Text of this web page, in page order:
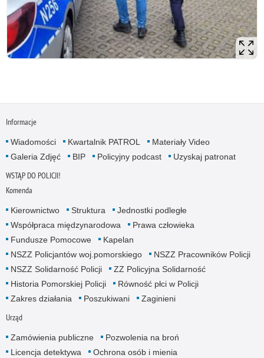
Informacje
Wiadomości Kwartalnik PATROL
Materiały Video
Galeria Zdjęć
BIP Policyjny podcast Uzyskaj patronat
WSTĄP DO POLICJI!
Komenda
Kierownictwo Struktura
Jednostki podległe
Współpraca międzynarodowa
Prawa człowieka
Fundusze Pomocowe
Kapelan
NSZZ Policjantów woj.pomorskiego
NSZZ Pracowników Policji
NSZZ Solidarność Policji
ZZ Policyjna Solidarność
Historia Pomorskiej Policji
Równość płci w Policji
Zakres działania
Poszukiwani Zaginieni
Urząd
Zamówienia publiczne
Pozwolenia na broń
Licencja detektywa
Ochrona osób i mienia